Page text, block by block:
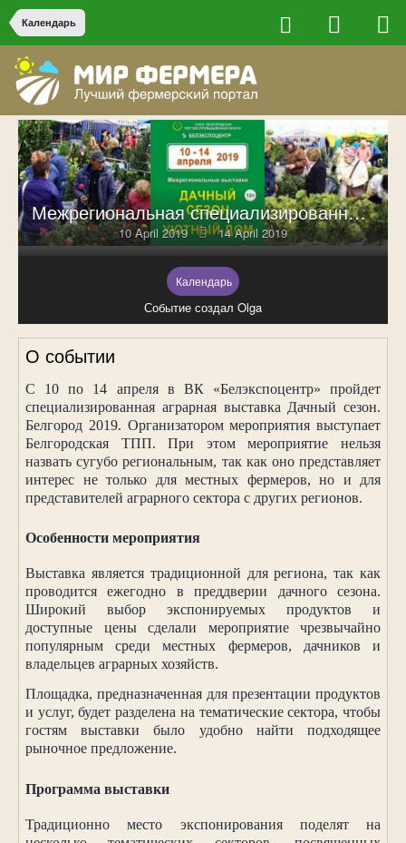
Календарь
Межрегиональная специализированная выставка Дачный сезон. Белгород – 2019
10 April 2019 14 April 2019
Календарь
Событие создал Olga
О событии
С 10 по 14 апреля в ВК «Белэкспоцентр» пройдет
специализированная аграрная выставка Дачный сезон.
Белгород 2019. Организатором мероприятия выступает
Белгородская ТПП. При этом мероприятие нельзя
назвать сугубо региональным, так как оно представляет
интерес не только для местных фермеров, но и для
представителей аграрного сектора с других регионов.
Особенности мероприятия
Выставка является традиционной для региона, так как
проводится ежегодно в преддверии дачного сезона.
Широкий выбор экспонируемых продуктов и
доступные цены сделали мероприятие чрезвычайно
популярным среди местных фермеров, дачников и
владельцев аграрных хозяйств.
Площадка, предназначенная для презентации продуктов
и услуг, будет разделена на тематические сектора, чтобы
гостям выставки было удобно найти подходящее
рыночное предложение.
Программа выставки
Традиционно место экспонирования поделят на